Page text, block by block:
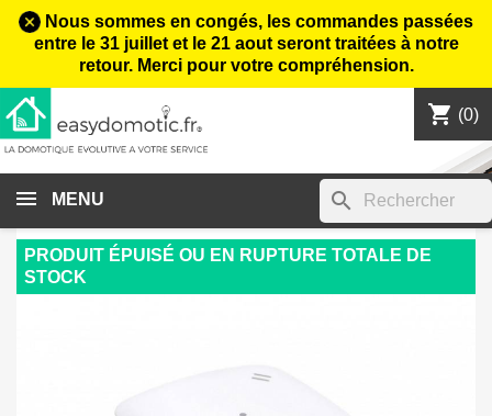
Nous sommes en congés, les commandes passées
entre le 31 juillet et le 21 aout seront traitées à notre
retour. Merci pour votre compréhension.
shopping_cart (0)

MENU search
PRODUIT ÉPUISÉ OU EN RUPTURE TOTALE DE
STOCK